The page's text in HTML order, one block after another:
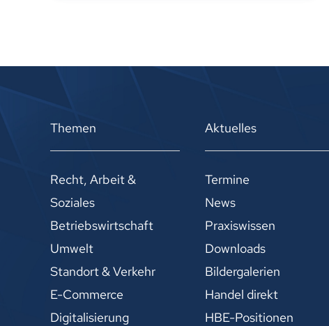
Themen
Recht, Arbeit &
Soziales
Betriebswirtschaft
Umwelt
Standort & Verkehr
E-Commerce
Digitalisierung
Aktuelles
Termine
News
Praxiswissen
Downloads
Bildergalerien
Handel direkt
HBE-Positionen